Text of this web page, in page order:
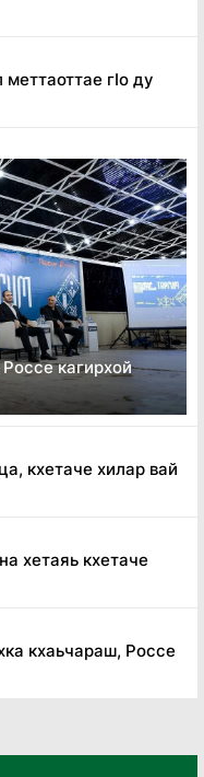
гӏо ду
кагирхой
кхетаче хилар вай
хетаяь кхетаче
кхаьчараш, Россе